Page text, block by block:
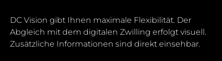
DC Vision gibt Ihnen maximale Flexibilität. Der
Abgleich mit dem digitalen Zwilling erfolgt visuell.
Zusätzliche Informationen sind direkt einsehbar.